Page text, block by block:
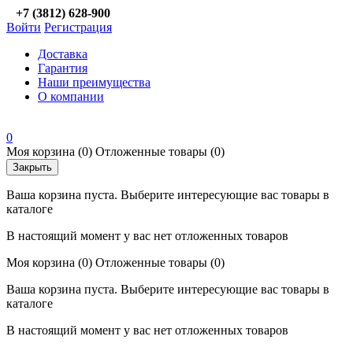
+7 (3812) 628-900
Войти Регистрация
Доставка
Гарантия
Наши преимущества
О компании
0
Моя корзина (0) Отложенные товары (0)
Закрыть
Ваша корзина пуста. Выберите интересующие вас товары в
каталоге
В настоящий момент у вас нет отложенных товаров
Моя корзина (0) Отложенные товары (0)
Ваша корзина пуста. Выберите интересующие вас товары в
каталоге
В настоящий момент у вас нет отложенных товаров